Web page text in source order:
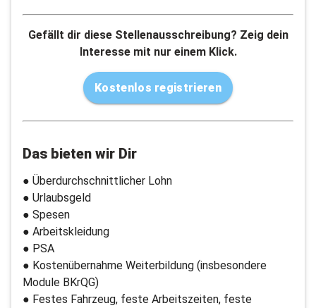
Gefällt dir diese Stellenausschreibung? Zeig dein
Interesse mit nur einem Klick.
Kostenlos registrieren
Das bieten wir Dir
● Überdurchschnittlicher Lohn
● Urlaubsgeld
● Spesen
● Arbeitskleidung
● PSA
● Kostenübernahme Weiterbildung (insbesondere
Module BKrQG)
● Festes Fahrzeug, feste Arbeitszeiten, feste